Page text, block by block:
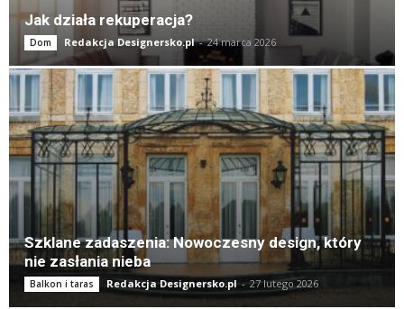
Jak działa rekuperacja?
Dom Redakcja Designersko.pl - 24 marca 2026
Szklane zadaszenia: Nowoczesny design, który
nie zasłania nieba
Balkon i taras Redakcja Designersko.pl - 27 lutego 2026